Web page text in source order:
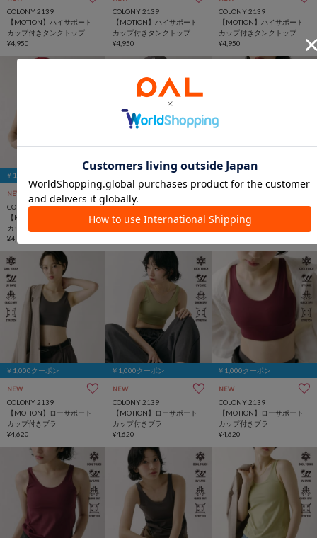
COLONY 2139
【MOTION】ハイサポート
カップ付きタンクトップ
¥4,950
COLONY 2139
【MOTION】ハイサポート
カップ付きタンクトップ
¥4,950
COLONY 2139
【MOTION】ハイサポート
カップ付きタンクトップ
¥4,950
￥1,000クーポン
NEW
COLONY 2139
【MOTION】ハイサポート
カップ付きアメスリタンク
トップ
¥4,950
NEW
COLONY 2139
【MOTION】ハイサポート
￥1,000クーポン
COLONY 2139
【MOTION】ハイサポート
カップ付きアメスリタンク
￥1,000クーポン
NEW
COLONY 2139
【MOTION】ローサポート
カップ付きブラ
¥4,620
￥1,000クーポン
NEW
COLONY 2139
【MOTION】ローサポート
カップ付きブラ
¥4,620
￥1,000クーポン
NEW
COLONY 2139
【MOTION】ローサポート
カップ付きブラ
¥4,620